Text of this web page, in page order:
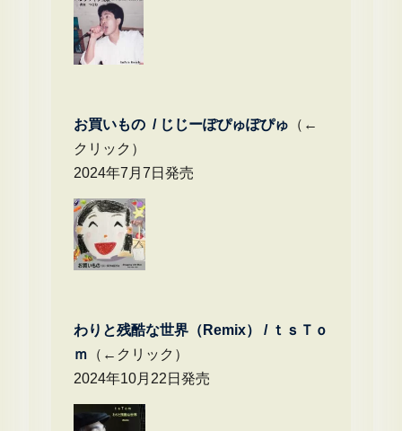
お買いもの / じじーぽぴゅぽぴゅ （←
クリック）
2024年7月7日発売
わりと残酷な世界（Remix） / ｔｓＴｏ
ｍ （←クリック）
2024年10月22日発売